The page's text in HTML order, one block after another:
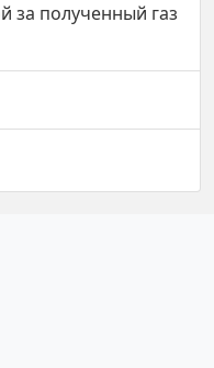
за полученный газ